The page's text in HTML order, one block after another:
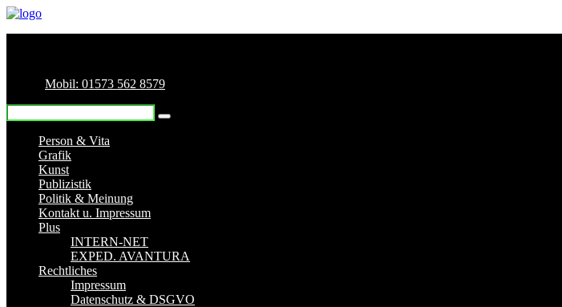
Mobil: 01573 562 8579
Person & Vita
Grafik
Kunst
Publizistik
Politik & Meinung
Kontakt u. Impressum
Plus
INTERN-NET
EXPED. AVANTURA
Rechtliches
Impressum
Datenschutz & DSGVO